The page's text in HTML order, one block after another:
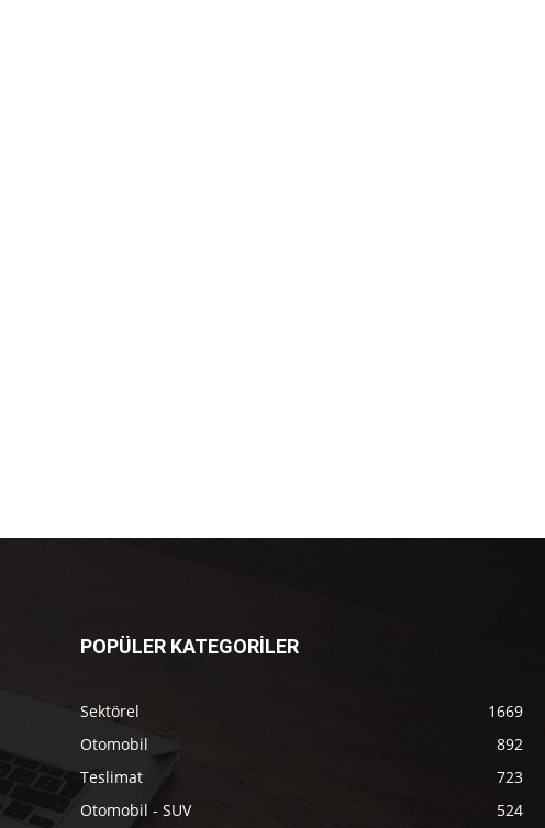
POPÜLER KATEGORİLER
Sektörel
1669
Otomobil
892
Teslimat
723
Otomobil - SUV
524